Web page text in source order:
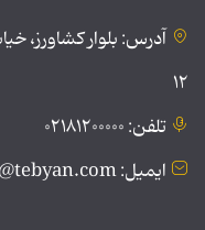
آدرس: بلوار کشاورز،
۱۲
تلفن: ۰۲۱۸۱۲۰۰۰۰۰
ایمیل: public@tebyan.com